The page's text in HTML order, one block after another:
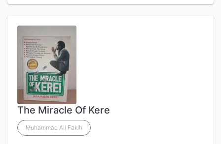
The Miracle Of Kere
Muhammad Ali Fakih